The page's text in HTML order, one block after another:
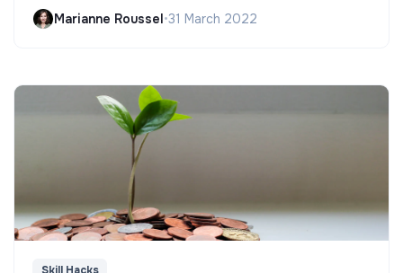
Marianne Roussel•31 March 2022
Skill Hacks